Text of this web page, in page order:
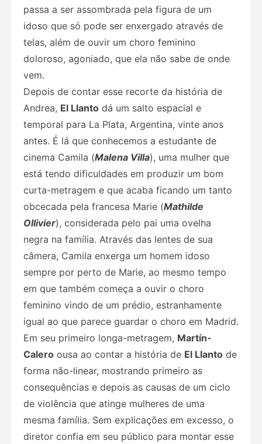
passa a ser assombrada pela figura de um
idoso que só pode ser enxergado através de
telas, além de ouvir um choro feminino
doloroso, agoniado, que ela não sabe de onde
vem.
Depois de contar esse recorte da história de
Andrea, El Llanto dá um salto espacial e
temporal para La Plata, Argentina, vinte anos
antes. É lá que conhecemos a estudante de
cinema Camila (Malena Villa), uma mulher que
está tendo dificuldades em produzir um bom
curta-metragem e que acaba ficando um tanto
obcecada pela francesa Marie (Mathilde
Ollivier), considerada pelo pai uma ovelha
negra na família. Através das lentes de sua
câmera, Camila enxerga um homem idoso
sempre por perto de Marie, ao mesmo tempo
em que também começa a ouvir o choro
feminino vindo de um prédio, estranhamente
igual ao que parece guardar o choro em Madrid.
Em seu primeiro longa-metragem, Martín-
Calero ousa ao contar a história de El Llanto de
forma não-linear, mostrando primeiro as
consequências e depois as causas de um ciclo
de violência que atinge mulheres de uma
mesma família. Sem explicações em excesso, o
diretor confia em seu público para montar esse